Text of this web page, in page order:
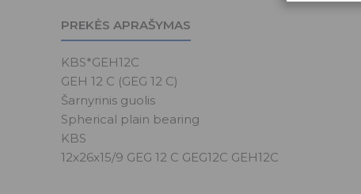
PREKĖS APRAŠYMAS
KBS*GEH12C
GEH 12 C (GEG 12 C)
Šarnyrinis guolis
Spherical plain bearing
KBS
12x26x15/9 GEG 12 C GEG12C GEH12C